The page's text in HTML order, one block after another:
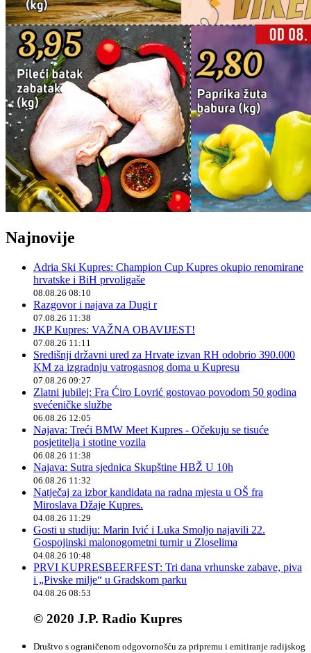
Najnovije
Adria Ski Kupres: Champion Cup Kupres okupio renomirane
hrvatske i BiH prvoligaše
08.08.26 08:10
Razgovor i najava za Dugi r
07.08.26 11:38
JKP Kupres: VAŽNA OBAVIJEST!
07.08.26 11:11
Središnji državni ured za Hrvate izvan RH odobrio 390.000
KM za izgradnju vatrogasnog doma u Kupresu
07.08.26 09:27
Zlatni jubilej: Fra Ćiro Lovrić gostovao povodom 50 godina
svećeničke službe
06.08.26 12:05
Najava: Treći BMW Meet Kupres - Očekuju se tisuće
posjetitelja i stotine vozila
06.08.26 11:38
Najava: Sutra sjednica Skupštine HBŽ U 10h
06.08.26 11:32
Natječaj za izbor kandidata na radna mjesta u OŠ fra
Miroslava Džaje Kupres.
04.08.26 11:29
Gosti u studiju: Marin Ivić i Luka Smoljo najavili 22.
Gospojinski malonogometni turnir u Zloselima
04.08.26 10:48
PRVI KUPRESBEERFEST: Tri dana vrhunske zabave, piva
i „Pivske milje“ u Gradskom parku
04.08.26 08:53
© 2020 J.P. Radio Kupres
Društvo s ograničenom odgovornošću za pripremu i emitiranje radijskog